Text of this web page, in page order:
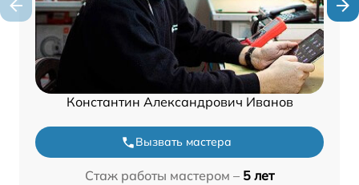
Константин Александрович Иванов
Вызвать мастера
Стаж работы мастером – 5 лет